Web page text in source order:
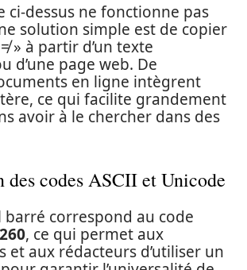
ci-dessus ne fonctionne pas
solution simple est de copier
» à partir d’un texte
d’une page web. De
en ligne intègrent
ce qui facilite grandement
avoir à le chercher dans des
codes ASCII et Unicode
barré correspond au code
, ce qui permet aux
et aux rédacteurs d’utiliser un